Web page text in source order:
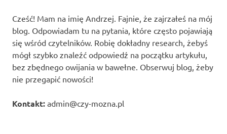
Cześć! Mam na imię Andrzej. Fajnie, że zajrzałeś na mój
blog. Odpowiadam tu na pytania, które często pojawiają
się wśród czytelników. Robię dokładny research, żebyś
mógł szybko znaleźć odpowiedź na początku artykułu,
bez zbędnego owijania w bawełne. Obserwuj blog, żeby
nie przegapić nowości!
Kontakt: admin@czy-mozna.pl